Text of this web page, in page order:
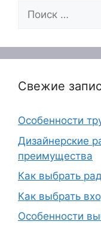
Поиск:
Свежие
Особенности
Дизайнерские
преимущества
Как выбрать
Как выбрать
Особенности